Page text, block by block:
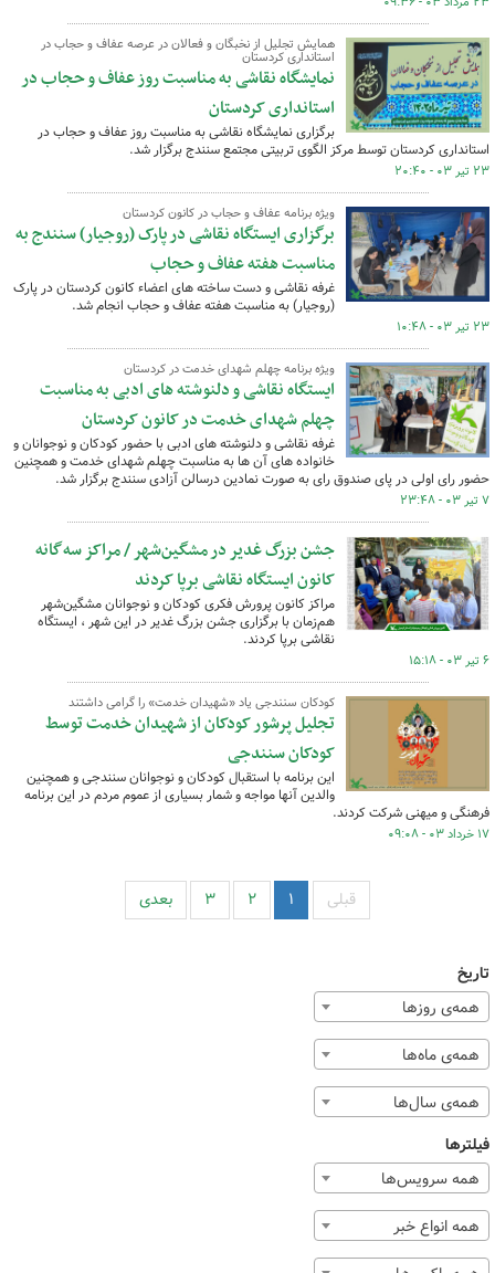
همایش تجلیل از نخبگان و فعالان در عرصه عفاف و حجاب در
استانداری کردستان
نمایشگاه نقاشی به مناسبت روز عفاف و حجاب در
استانداری کردستان
برگزاری نمایشگاه نقاشی به مناسبت روز عفاف و حجاب در
استانداری کردستان توسط مرکز الگوی تربیتی مجتمع سنندج برگزار شد.
۲۳ تیر ۰۳ - ۲۰:۴۰
ویژه برنامه عفاف و حجاب در کانون کردستان
برگزاری ایستگاه نقاشی در پارک (روجیار) سنندج به
مناسبت هفته عفاف و حجاب
غرفه نقاشی و دست ساخته های اعضاء کانون کردستان در پارک
(روجیار) به مناسبت هفته عفاف و حجاب انجام شد.
۲۳ تیر ۰۳ - ۱۰:۴۸
ویژه برنامه چهلم شهدای خدمت در کردستان
ایستگاه نقاشی و دلنوشته های ادبی به مناسبت
چهلم شهدای خدمت در کانون کردستان
غرفه نقاشی و دلنوشته های ادبی با حضور کودکان و نوجوانان و
خانواده های آن ها به مناسبت چهلم شهدای خدمت و همچنین
حضور رای اولی در پای صندوق رای به صورت نمادین درسالن آزادی سنندج برگزار شد.
۷ تیر ۰۳ - ۲۳:۴۸
جشن بزرگ غدیر در مشگین‌شهر / مراکز سه‌گانه
کانون ایستگاه‌ نقاشی برپا کردند
مراکز کانون پرورش فکری کودکان و نوجوانان مشگین‌شهر
هم‌زمان با برگزاری جشن بزرگ غدیر در این شهر ، ایستگاه
نقاشی برپا کردند.
۶ تیر ۰۳ - ۱۵:۱۸
کودکان سنندجی یاد «شهیدان خدمت» را گرامی داشتند
تجلیل پرشور کودکان از شهیدان خدمت توسط
کودکان سنندجی
این برنامه با استقبال کودکان و نوجوانان سنندجی و همچنین
والدین آنها مواجه و شمار بسیاری از عموم مردم در این برنامه
فرهنگی و میهنی شرکت کردند.
۱۷ خرداد ۰۳ - ۰۹:۰۸
قبلی ۱ ۲ ۳ بعدی
تاریخ
همه‌ی روزها
همه‌ی ماه‌ها
همه‌ی سال‌ها
فیلترها
همه سرویس‌ها
همه انواع خبر